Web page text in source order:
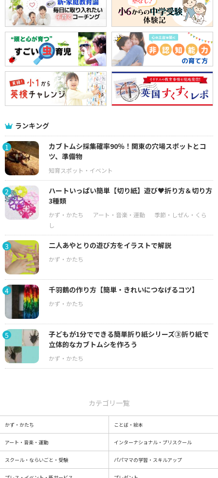
ランキング
1
カブトムシ採集確率90％！関東の穴場スポットとコ
ツ、準備物
2
ハートいっぱい簡単【切り紙】遊び♥折り方＆切り方
3種類
3 二人あやとりの遊び方をイラストで解説
4 千羽鶴の作り方【簡単・きれいにつなげるコツ】
5
子どもが1分でできる簡単折り紙シリーズ③折り紙で
立体的なカブトムシを作ろう
カテゴリ一覧
かず・かたち ことば・絵本
アート・音楽・運動 インターナショナル・プリスクール
スクール・ならいごと・受験 パパママの学習・スキルアップ